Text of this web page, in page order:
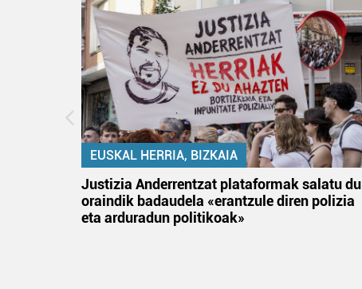
EUSKAL HERRIA, BIZKAIA
Justizia Anderrentzat plataformak salatu du
oraindik badaudela «erantzule diren polizia
eta arduradun politikoak»